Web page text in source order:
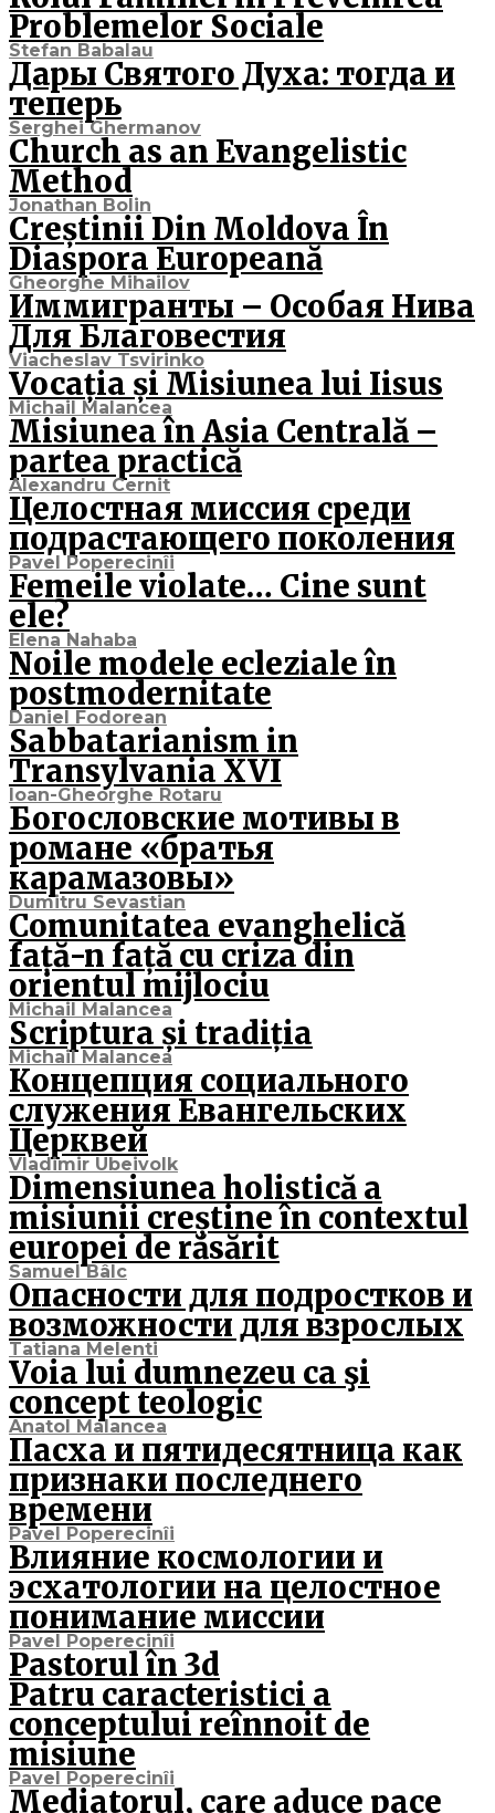
Problemelor Sociale
Stefan Babalau
Дары Святого Духа: тогда и
теперь
Serghei Ghermanov
Church as an Evangelistic
Method
Jonathan Bolin
Creștinii Din Moldova În
Diaspora Europeană
Gheorghe Mihailov
Иммигранты – Особая Нива
Для Благовестия
Viacheslav Tsvirinko
Vocația și Misiunea lui Iisus
Michail Malancea
Misiunea în Asia Centrală –
partea practică
Alexandru Cernit
Целостная миссия среди
подрастающего поколения
Pavel Poperecinîi
Femeile violate… Cine sunt
ele?
Elena Nahaba
Noile modele ecleziale în
postmodernitate
Daniel Fodorean
Sabbatarianism in
Transylvania XVI
Ioan-Gheorghe Rotaru
Богословские мотивы в
романе «братья
карамазовы»
Dumitru Sevastian
Comunitatea evanghelică
față-n față cu criza din
orientul mijlociu
Michail Malancea
Scriptura și tradiția
Michail Malancea
Концепция социального
служения Евангельских
Церквей
Vladimir Ubeivolk
Dimensiunea holistică a
misiunii creștine în contextul
europei de răsărit
Samuel Bâlc
Опасности для подростков и
возможности для взрослых
Tatiana Melenti
Voia lui dumnezeu ca şi
concept teologic
Anatol Malancea
Пасха и пятидесятница как
признаки последнего
времени
Pavel Poperecinîi
Влияние космологии и
эсхатологии на целостное
понимание миссии
Pavel Poperecinîi
Pastorul în 3d
Patru caracteristici a
conceptului reînnoit de
misiune
Pavel Poperecinîi
Mediatorul, care aduce pace